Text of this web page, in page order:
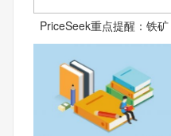
PriceSeek重点提醒：铁矿